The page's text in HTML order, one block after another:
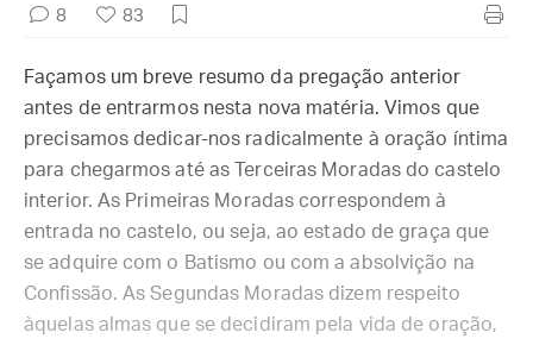
8 83
Façamos um breve resumo da pregação anterior
antes de entrarmos nesta nova matéria. Vimos que
precisamos dedicar-nos radicalmente à oração íntima
para chegarmos até as Terceiras Moradas do castelo
interior. As Primeiras Moradas correspondem à
entrada no castelo, ou seja, ao estado de graça que
se adquire com o Batismo ou com a absolvição na
Confissão. As Segundas Moradas dizem respeito
àquelas almas que se decidiram pela vida de oração,